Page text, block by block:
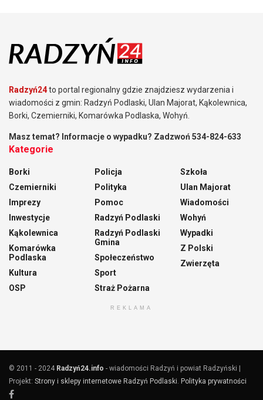
Radzyń24to portal regionalny gdzie znajdziesz wydarzenia i
wiadomości z gmin: Radzyń Podlaski, Ulan Majorat, Kąkolewnica,
Borki, Czemierniki, Komarówka Podlaska, Wohyń.
Masz temat? Informacje o wypadku? Zadzwoń 534-824-633
Kategorie
Borki
Czemierniki
Imprezy
Inwestycje
Kąkolewnica
Komarówka
Podlaska
Kultura
OSP
Policja
Polityka
Pomoc
Radzyń Podlaski
Radzyń Podlaski
Gmina
Społeczeństwo
Sport
Straż Pożarna
Szkoła
Ulan Majorat
Wiadomości
Wohyń
Wypadki
Z Polski
Zwierzęta
REKLAMA
© 2011 - 2024 Radzyń24.info - wiadomości Radzyń i powiat Radzyński |
Projekt: Strony i sklepy internetowe Radzyń Podlaski Polityka prywatności